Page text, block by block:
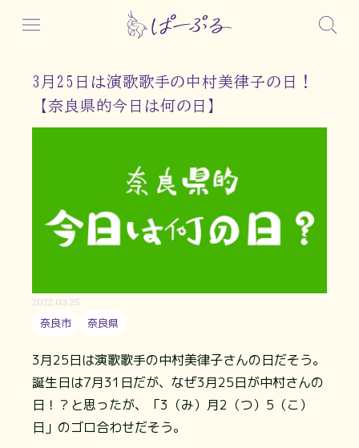
3月25日は演歌歌手の中村美律子の日！
【奈良県的今日は何の日】
2022.03.25
奈良市 奈良県
3月25日は演歌歌手の中村美律子さんの日だそう。
誕生日は7月31日だが、なぜ3月25日が中村さんの
日！？と思ったが、「3（み）月2（つ）5（こ）
日」のゴロ合わせだそう。